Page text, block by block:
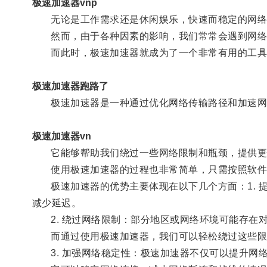
极速加速器vnp
无论是工作需求还是休闲娱乐，快速而稳定的网络
然而，由于各种因素的影响，我们常常会遇到网络
而此时，极速加速器就成为了一个非常有用的工
极速加速器跑路了
极速加速器是一种通过优化网络传输路径和加速网
极速加速器vn
它能够帮助我们绕过一些网络限制和瓶颈，提供更
使用极速加速器的过程也非常简单，只需按照软件
极速加速器的优势主要体现在以下几个方面：1. 提
减少延迟。
2. 绕过网络限制：部分地区或网络环境可能存在
而通过使用极速加速器，我们可以轻松绕过这些
3. 加强网络稳定性：极速加速器不仅可以提升网